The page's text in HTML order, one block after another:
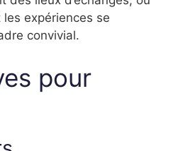
expériences se
convivial.
pour